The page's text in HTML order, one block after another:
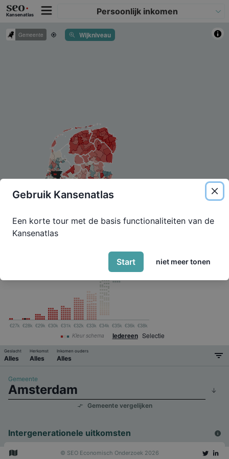
Kansenatlas Persoonlijk inkomen
Geslacht
Alles
Herkomst
Alles
Inkomen ouders
Alles
Gemeente
Gemeente vergelijken
Intergenerationele uitkomsten i
Persoonlijk inkomen €29k i
© SEO Economisch Onderzoek 2026
Relatie ouder/kind
€27k €28k €29k €30k €31k €32k €33k €34k €35k €36k €38k
Kleur schema Iedereen Selectie
Gemeente Wijkniveau
Gebruik Kansenatlas
Een korte tour met de basis functionaliteiten van de
Kansenatlas
Start niet meer tonen